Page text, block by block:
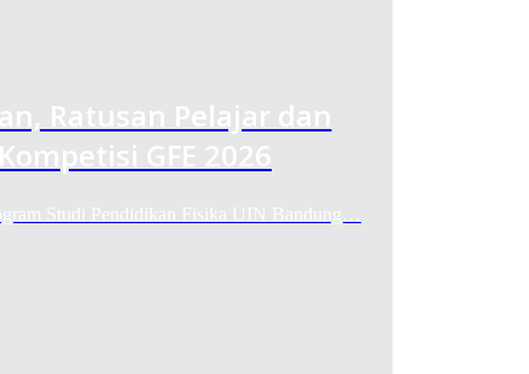
Ratusan Pelajar dan
GFE 2026
Studi Pendidikan Fisika UIN Bandung…